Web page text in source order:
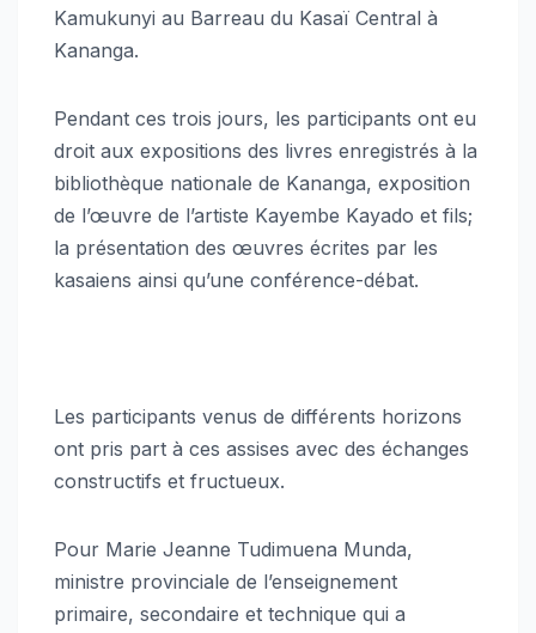
Kamukunyi au Barreau du Kasaï Central à
Kananga.
Pendant ces trois jours, les participants ont eu
droit aux expositions des livres enregistrés à la
bibliothèque nationale de Kananga, exposition
de l’œuvre de l’artiste Kayembe Kayado et fils;
la présentation des œuvres écrites par les
kasaiens ainsi qu’une conférence-débat.
Les participants venus de différents horizons
ont pris part à ces assises avec des échanges
constructifs et fructueux.
Pour Marie Jeanne Tudimuena Munda,
ministre provinciale de l’enseignement
primaire, secondaire et technique qui a